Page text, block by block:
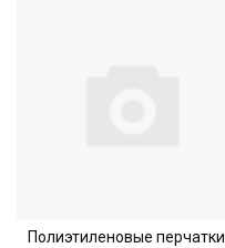
Полиэтиленовые перчатки